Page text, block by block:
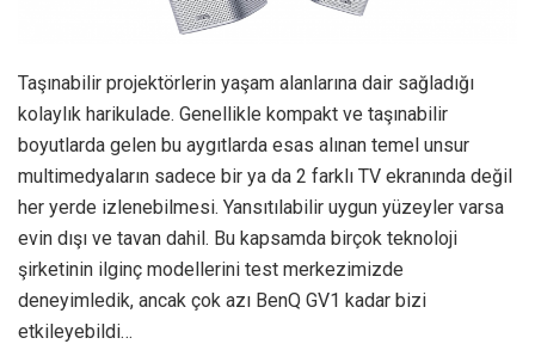
Taşınabilir projektörlerin yaşam alanlarına dair sağladığı
kolaylık harikulade. Genellikle kompakt ve taşınabilir
boyutlarda gelen bu aygıtlarda esas alınan temel unsur
multimedyaların sadece bir ya da 2 farklı TV ekranında değil
her yerde izlenebilmesi. Yansıtılabilir uygun yüzeyler varsa
evin dışı ve tavan dahil. Bu kapsamda birçok teknoloji
şirketinin ilginç modellerini test merkezimizde
deneyimledik, ancak çok azı BenQ GV1 kadar bizi
etkileyebildi…